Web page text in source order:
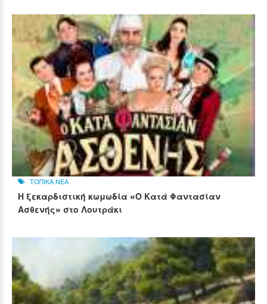
ΤΟΠΙΚΑ ΝΕΑ
Η ξεκαρδιστική κωμωδία «Ο Κατά Φαντασίαν
Ασθενής» στο Λουτράκι